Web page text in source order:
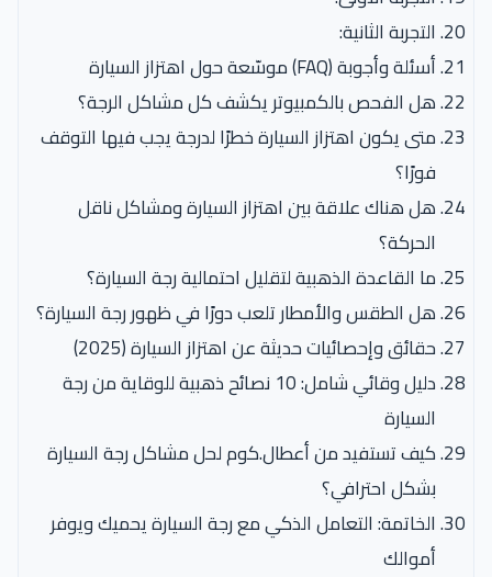
التجربة الثانية:
أسئلة وأجوبة (FAQ) موسّعة حول اهتزاز السيارة
هل الفحص بالكمبيوتر يكشف كل مشاكل الرجة؟
متى يكون اهتزاز السيارة خطرًا لدرجة يجب فيها التوقف
فورًا؟
هل هناك علاقة بين اهتزاز السيارة ومشاكل ناقل
الحركة؟
ما القاعدة الذهبية لتقليل احتمالية رجة السيارة؟
هل الطقس والأمطار تلعب دورًا في ظهور رجة السيارة؟
حقائق وإحصائيات حديثة عن اهتزاز السيارة (2025)
دليل وقائي شامل: 10 نصائح ذهبية للوقاية من رجة
السيارة
كيف تستفيد من أعطال.كوم لحل مشاكل رجة السيارة
بشكل احترافي؟
الخاتمة: التعامل الذكي مع رجة السيارة يحميك ويوفر
أموالك